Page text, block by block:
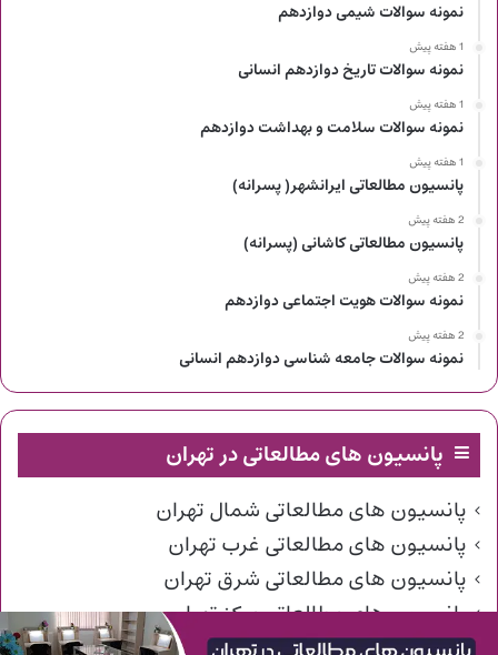
نمونه سوالات شیمی دوازدهم
1 هفته پیش
نمونه سوالات تاریخ دوازدهم انسانی
1 هفته پیش
نمونه سوالات سلامت و بهداشت دوازدهم
1 هفته پیش
پانسیون مطالعاتی ایرانشهر( پسرانه)
2 هفته پیش
پانسیون مطالعاتی کاشانی (پسرانه)
2 هفته پیش
نمونه سوالات هویت اجتماعی دوازدهم
2 هفته پیش
نمونه سوالات جامعه شناسی دوازدهم انسانی
پانسیون های مطالعاتی در تهران
پانسیون های مطالعاتی شمال تهران
پانسیون های مطالعاتی غرب تهران
پانسیون های مطالعاتی شرق تهران
پانسیون های مطالعاتی مرکز تهران